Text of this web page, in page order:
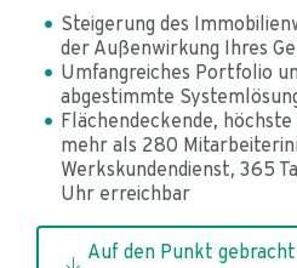
Steigerung des
der Außenwirkung Ihres
Umfangreiches Portfolio
abgestimmte
Flächendeckende,
mehr als 280
Werkskundendienst, 365
Uhr erreichbar
Auf den Punkt